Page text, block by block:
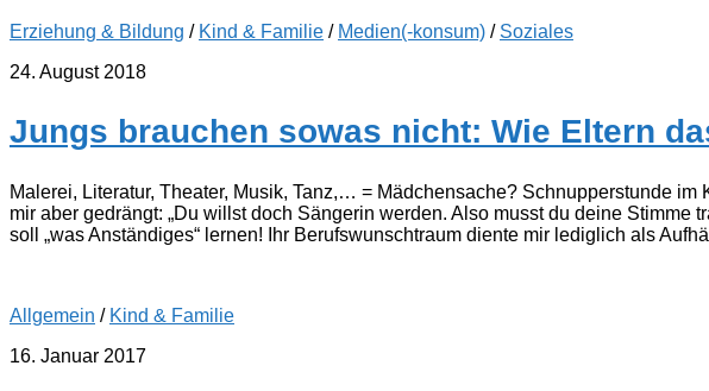
Erziehung & Bildung / Kind & Familie / Medien(-konsum) / Soziales
24. August 2018
Jungs brauchen sowas nicht: Wie Eltern
Malerei, Literatur, Theater, Musik, Tanz,… = Mädchensache? Schnupperstunde
mir aber gedrängt: „Du willst doch Sängerin werden. Also musst du deine
soll „was Anständiges“ lernen! Ihr Berufswunschtraum diente mir lediglich als
Allgemein / Kind & Familie
16. Januar 2017